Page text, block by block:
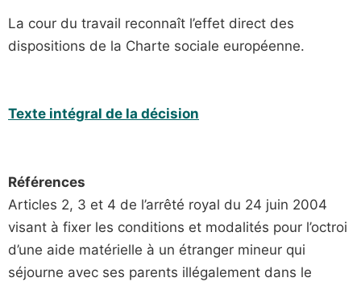
La cour du travail reconnaît l’effet direct des
dispositions de la Charte sociale européenne.
Texte intégral de la décision
Références
Articles 2, 3 et 4 de l’arrêté royal du 24 juin 2004
visant à fixer les conditions et modalités pour l’octroi
d’une aide matérielle à un étranger mineur qui
séjourne avec ses parents illégalement dans le